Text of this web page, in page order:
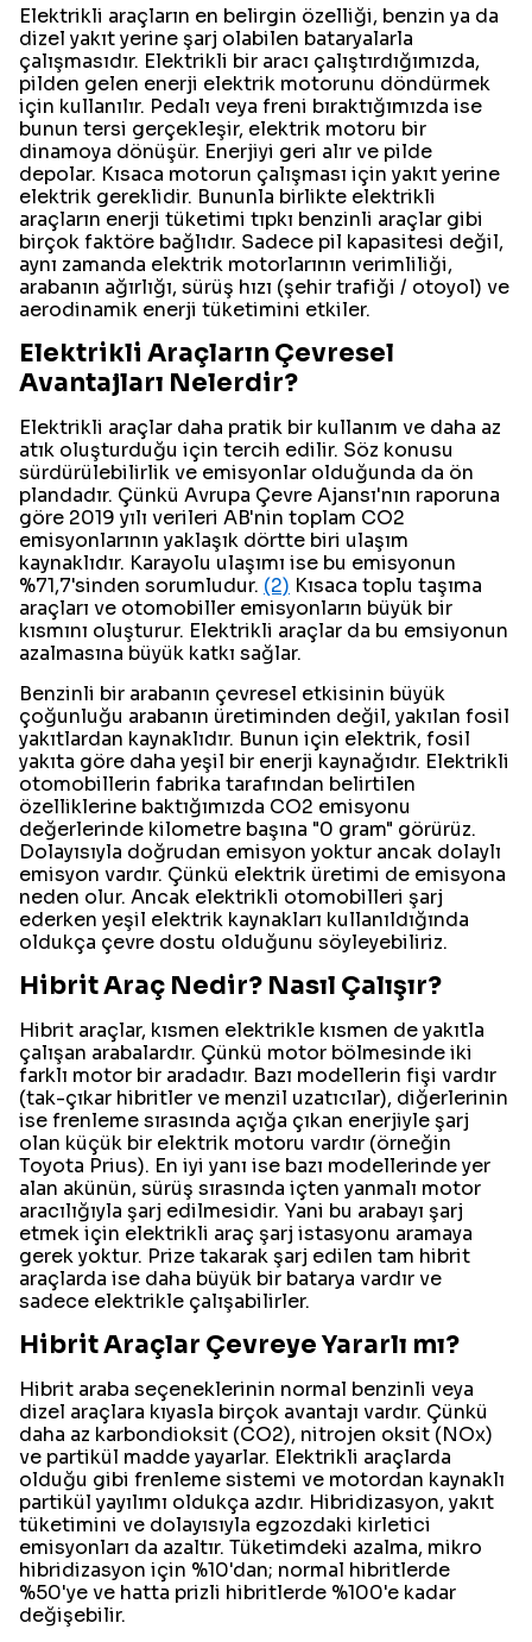
Elektrikli araçların en belirgin özelliği, benzin ya da
dizel yakıt yerine şarj olabilen bataryalarla
çalışmasıdır. Elektrikli bir aracı çalıştırdığımızda,
pilden gelen enerji elektrik motorunu döndürmek
için kullanılır. Pedalı veya freni bıraktığımızda ise
bunun tersi gerçekleşir, elektrik motoru bir
dinamoya dönüşür. Enerjiyi geri alır ve pilde
depolar. Kısaca motorun çalışması için yakıt yerine
elektrik gereklidir. Bununla birlikte elektrikli
araçların enerji tüketimi tıpkı benzinli araçlar gibi
birçok faktöre bağlıdır. Sadece pil kapasitesi değil,
aynı zamanda elektrik motorlarının verimliliği,
arabanın ağırlığı, sürüş hızı (şehir trafiği / otoyol) ve
aerodinamik enerji tüketimini etkiler.
Elektrikli Araçların Çevresel
Avantajları Nelerdir?
Elektrikli araçlar daha pratik bir kullanım ve daha az
atık oluşturduğu için tercih edilir. Söz konusu
sürdürülebilirlik ve emisyonlar olduğunda da ön
plandadır. Çünkü Avrupa Çevre Ajansı'nın raporuna
göre 2019 yılı verileri AB'nin toplam CO2
emisyonlarının yaklaşık dörtte biri ulaşım
kaynaklıdır. Karayolu ulaşımı ise bu emisyonun
%71,7'sinden sorumludur. (2) Kısaca toplu taşıma
araçları ve otomobiller emisyonların büyük bir
kısmını oluşturur. Elektrikli araçlar da bu emsiyonun
azalmasına büyük katkı sağlar.
Benzinli bir arabanın çevresel etkisinin büyük
çoğunluğu arabanın üretiminden değil, yakılan fosil
yakıtlardan kaynaklıdır. Bunun için elektrik, fosil
yakıta göre daha yeşil bir enerji kaynağıdır. Elektrikli
otomobillerin fabrika tarafından belirtilen
özelliklerine baktığımızda CO2 emisyonu
değerlerinde kilometre başına "0 gram" görürüz.
Dolayısıyla doğrudan emisyon yoktur ancak dolaylı
emisyon vardır. Çünkü elektrik üretimi de emisyona
neden olur. Ancak elektrikli otomobilleri şarj
ederken yeşil elektrik kaynakları kullanıldığında
oldukça çevre dostu olduğunu söyleyebiliriz.
Hibrit Araç Nedir? Nasıl Çalışır?
Hibrit araçlar, kısmen elektrikle kısmen de yakıtla
çalışan arabalardır. Çünkü motor bölmesinde iki
farklı motor bir aradadır. Bazı modellerin fişi vardır
(tak-çıkar hibritler ve menzil uzatıcılar), diğerlerinin
ise frenleme sırasında açığa çıkan enerjiyle şarj
olan küçük bir elektrik motoru vardır (örneğin
Toyota Prius). En iyi yanı ise bazı modellerinde yer
alan akünün, sürüş sırasında içten yanmalı motor
aracılığıyla şarj edilmesidir. Yani bu arabayı şarj
etmek için elektrikli araç şarj istasyonu aramaya
gerek yoktur. Prize takarak şarj edilen tam hibrit
araçlarda ise daha büyük bir batarya vardır ve
sadece elektrikle çalışabilirler.
Hibrit Araçlar Çevreye Yararlı mı?
Hibrit araba seçeneklerinin normal benzinli veya
dizel araçlara kıyasla birçok avantajı vardır. Çünkü
daha az karbondioksit (CO2), nitrojen oksit (NOx)
ve partikül madde yayarlar. Elektrikli araçlarda
olduğu gibi frenleme sistemi ve motordan kaynaklı
partikül yayılımı oldukça azdır. Hibridizasyon, yakıt
tüketimini ve dolayısıyla egzozdaki kirletici
emisyonları da azaltır. Tüketimdeki azalma, mikro
hibridizasyon için %10'dan; normal hibritlerde
%50'ye ve hatta prizli hibritlerde %100'e kadar
değişebilir.